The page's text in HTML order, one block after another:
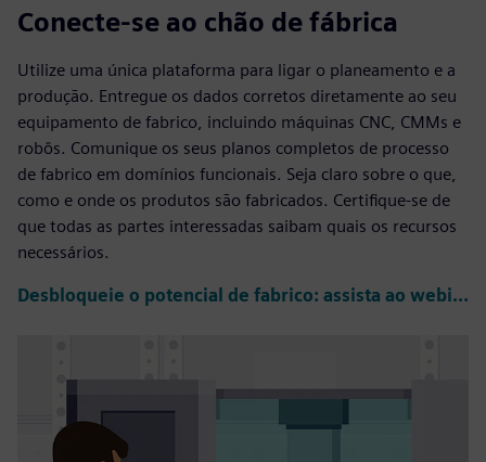
Conecte-se ao chão de fábrica
Utilize uma única plataforma para ligar o planeamento e a
produção. Entregue os dados corretos diretamente ao seu
equipamento de fabrico, incluindo máquinas CNC, CMMs e
robôs. Comunique os seus planos completos de processo
de fabrico em domínios funcionais. Seja claro sobre o que,
como e onde os produtos são fabricados. Certifique-se de
que todas as partes interessadas saibam quais os recursos
necessários.
Desbloqueie o potencial de fabrico: assista ao webinar